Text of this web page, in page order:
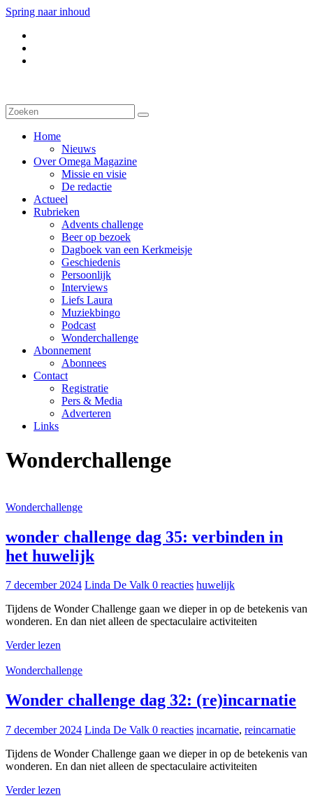
Spring naar inhoud
Home
Nieuws
Over Omega Magazine
Missie en visie
De redactie
Actueel
Rubrieken
Advents challenge
Beer op bezoek
Dagboek van een Kerkmeisje
Geschiedenis
Persoonlijk
Interviews
Liefs Laura
Muziekbingo
Podcast
Wonderchallenge
Abonnement
Abonnees
Contact
Registratie
Pers & Media
Adverteren
Links
Wonderchallenge
Wonderchallenge
wonder challenge dag 35: verbinden in
het huwelijk
7 december 2024 Linda De Valk 0 reacties huwelijk
Tijdens de Wonder Challenge gaan we dieper in op de betekenis van
wonderen. En dan niet alleen de spectaculaire activiteiten
Verder lezen
Wonderchallenge
Wonder challenge dag 32: (re)incarnatie
7 december 2024 Linda De Valk 0 reacties incarnatie, reincarnatie
Tijdens de Wonder Challenge gaan we dieper in op de betekenis van
wonderen. En dan niet alleen de spectaculaire activiteiten
Verder lezen